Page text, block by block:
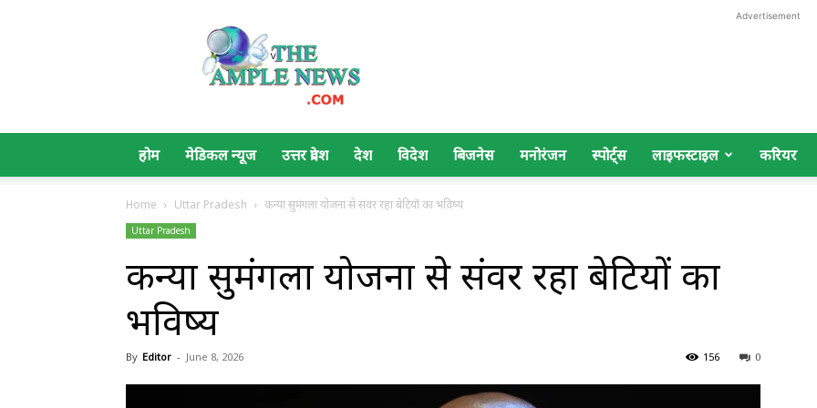
Ample
News
Advertisement
होम मेडिकल न्यूज उत्तर प्रदेश देश विदेश बिजनेस मनोरंजन स्पोर्ट्स लाइफस्टाइल करियर
Home Uttar Pradesh कन्या सुमंगला योजना से संवर रहा बेटियों का भविष्य
Uttar Pradesh
कन्या सुमंगला योजना से संवर रहा बेटियों का
भविष्य
By Editor - June 8, 2026 0
156